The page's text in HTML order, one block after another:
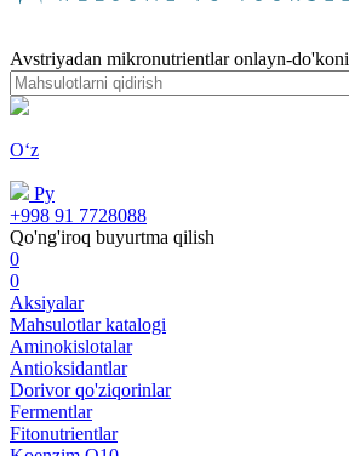
Avstriyadan mikronutrientlar onlayn-do'koni
Oʻz
Ру
+998 91 7728088
Qo'ng'iroq buyurtma qilish
0
0
Aksiyalar
Mahsulotlar katalogi
Aminokislotalar
Antioksidantlar
Dorivor qo'ziqorinlar
Fermentlar
Fitonutrientlar